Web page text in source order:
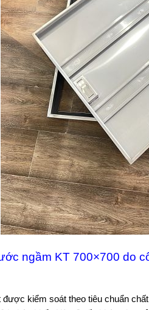
ngầm KT 700×700 do
được kiểm soát theo tiêu chuẩn